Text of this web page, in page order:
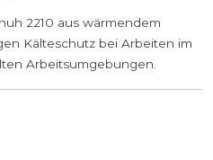
2210 aus wärmendem
Kälteschutz bei Arbeiten im
Arbeitsumgebungen.